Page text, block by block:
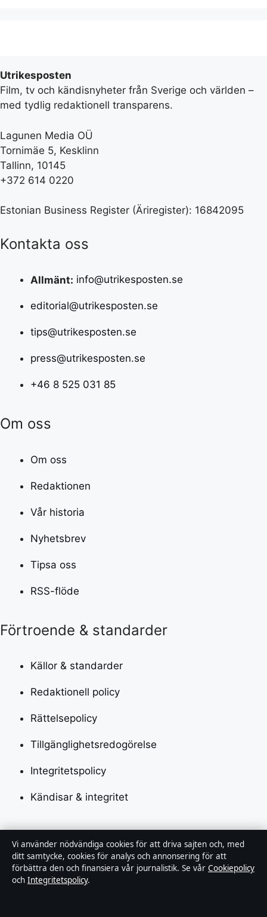
Utrikesposten
Film, tv och kändisnyheter från Sverige och världen –
med tydlig redaktionell transparens.
Lagunen Media OÜ
Tornimäe 5, Kesklinn
Tallinn, 10145
+372 614 0220
Estonian Business Register (Äriregister): 16842095
Kontakta oss
Allmänt: info@utrikesposten.se
editorial@utrikesposten.se
tips@utrikesposten.se
press@utrikesposten.se
+46 8 525 031 85
Om oss
Om oss
Redaktionen
Vår historia
Nyhetsbrev
Tipsa oss
RSS-flöde
Förtroende & standarder
Källor & standarder
Redaktionell policy
Rättelsepolicy
Tillgänglighetsredogörelse
Integritetspolicy
Kändisar & integritet
Om Utrikesposten i korthet
Utrikesposten är en oberoende svensk digital
nyhetssajt med fokus på film, tv, kultur och
Vi använder nödvändiga cookies för att driva sajten och, med
ditt samtycke, cookies för analys och annonsering för att
förbättra den och finansiera vår journalistik. Se vår Cookiepolicy
och Integritetspolicy.